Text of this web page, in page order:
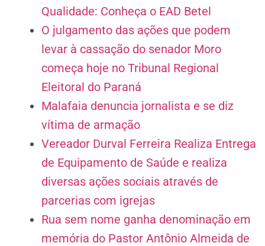
Qualidade: Conheça o EAD Betel
O julgamento das ações que podem
levar à cassação do senador Moro
começa hoje no Tribunal Regional
Eleitoral do Paraná
Malafaia denuncia jornalista e se diz
vítima de armação
Vereador Durval Ferreira Realiza Entrega
de Equipamento de Saúde e realiza
diversas ações sociais através de
parcerias com igrejas
Rua sem nome ganha denominação em
memória do Pastor Antônio Almeida de